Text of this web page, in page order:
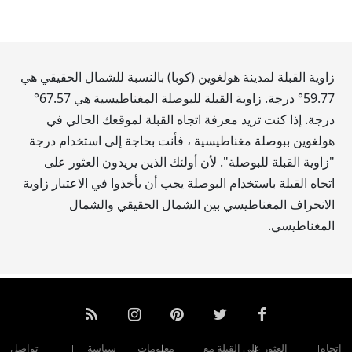
زاوية القبلة لمدينة هولغوين (كوبا) بالنسبة للشمال الحقيقي هي
59.77° درجة. زاوية القبلة للبوصلة المغناطيسية هي 67.57
°
درجة. إذا كنت تريد معرفة اتجاه القبلة لموقعك الحالي في
هولغوين ببوصلة مغناطيسية ، فأنت بحاجة إلى استخدام درجة
"زاوية القبلة للبوصلة". لأن أولئك الذين يريدون العثور على
اتجاه القبلة باستخدام البوصلة يجب أن يأخذوا في الاعتبار زاوية
الانحراف المغناطيسي بين الشمال الحقيقي والشمال
المغناطيسي.
اتجاه العثور على القبلة مع معلومات سياسة تواصل